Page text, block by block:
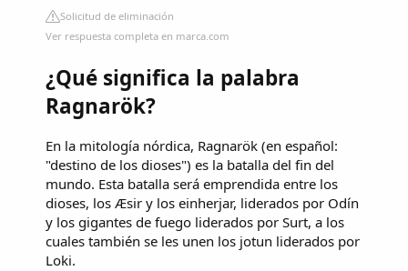
Solicitud de eliminación
Ver respuesta completa en marca.com
¿Qué significa la palabra
Ragnarök?
En la mitología nórdica, Ragnarök (en español:
"destino de los dioses")​ es la batalla del fin del
mundo. Esta batalla será emprendida entre los
dioses, los Æsir y los einherjar, liderados por Odín
y los gigantes de fuego liderados por Surt, a los
cuales también se les unen los jotun liderados por
Loki.